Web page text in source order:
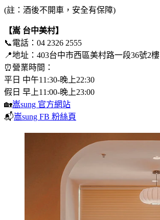
(註：酒後不開車，安全有保障)
【嵩 台中美村】
📞電話：04 2326 2555
📍地址：403台中市西區美村路一段36號2樓
⏰營業時間：
平日 中午11:30-晚上22:30
假日 早上11:00-晚上23:00
🏡嵩sung 官方網站
📬嵩sung FB 粉絲頁